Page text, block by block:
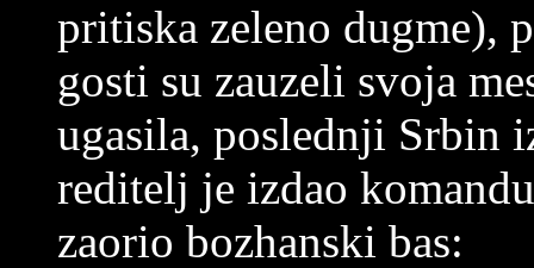
pritiska zeleno dugme),
gosti su zauzeli svoja
ugasila, poslednji Srbin
reditelj je izdao
zaorio bozhanski bas: